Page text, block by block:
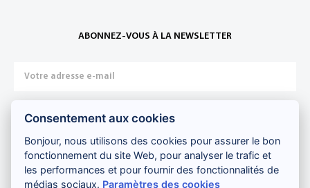
ABONNEZ-VOUS À LA NEWSLETTER
Paiement sécurisé :
Consentement aux cookies
Bonjour, nous utilisons des cookies pour assurer le bon
fonctionnement du site Web, pour analyser le trafic et
les performances et pour fournir des fonctionnalités de
médias sociaux. Paramètres des cookies